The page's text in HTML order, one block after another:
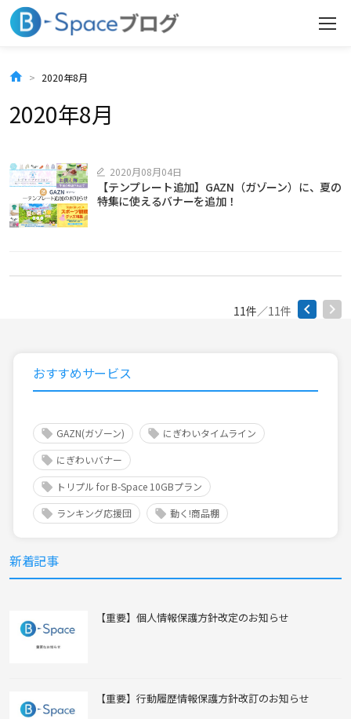
コ
テ
ン
へ
ス
キ
2020年8月
2020年8月
2020月08月04日
【テンプレート追加】GAZN（ガゾーン）に、夏の
特集に使えるバナーを追加！
11件／11件
おすすめサービス
GAZN(ガゾーン)
にぎわいタイムライン
にぎわいバナー
トリプル for B-Space 10GBプラン
ランキング応援団
動く!商品棚
新着記事
【重要】個人情報保護方針改定のお知らせ
【重要】行動履歴情報保護方針改訂のお知らせ